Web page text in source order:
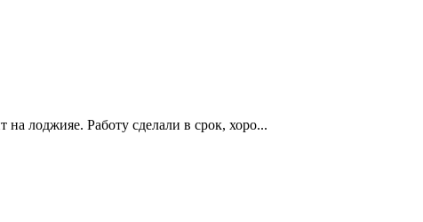
лоджияе. Работу сделали в срок, хоро...